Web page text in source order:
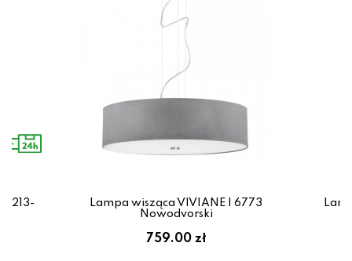
Lampa wisząca VIVIANE I 6773
Nowodvorski
759.00 zł